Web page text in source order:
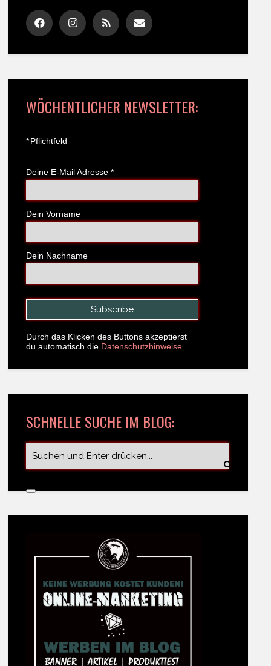
WÖCHENTLICHER NEWSLETTER:
*Pflichtfeld
Deine E-Mail Adresse *
Dein Vorname
Dein Nachname
Durch das Klicken des Buttons akzeptierst
du automatisch die Datenschutzhinweise.
SCHNELLE SUCHE IM BLOG: